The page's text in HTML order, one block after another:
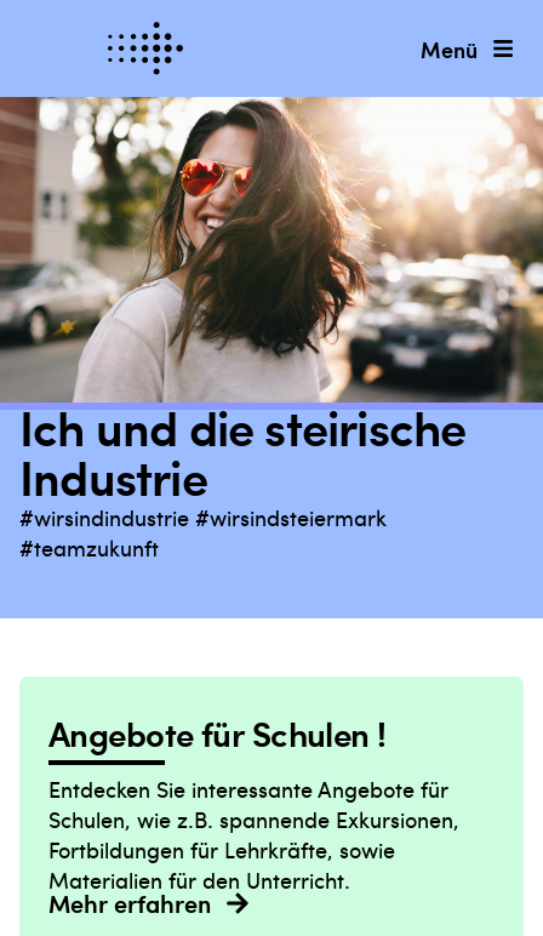
Menü
Ich und die steirische
Industrie
#wirsindindustrie #wirsindsteiermark
#teamzukunft
Angebote für Schulen !
Entdecken Sie interessante Angebote für
Schulen, wie z.B. spannende Exkursionen,
Fortbildungen für Lehrkräfte, sowie
Materialien für den Unterricht.
Mehr erfahren